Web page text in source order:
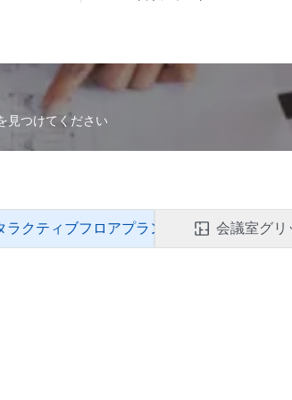
見つけてください
ラクティブフロアプラン 会議室グリ